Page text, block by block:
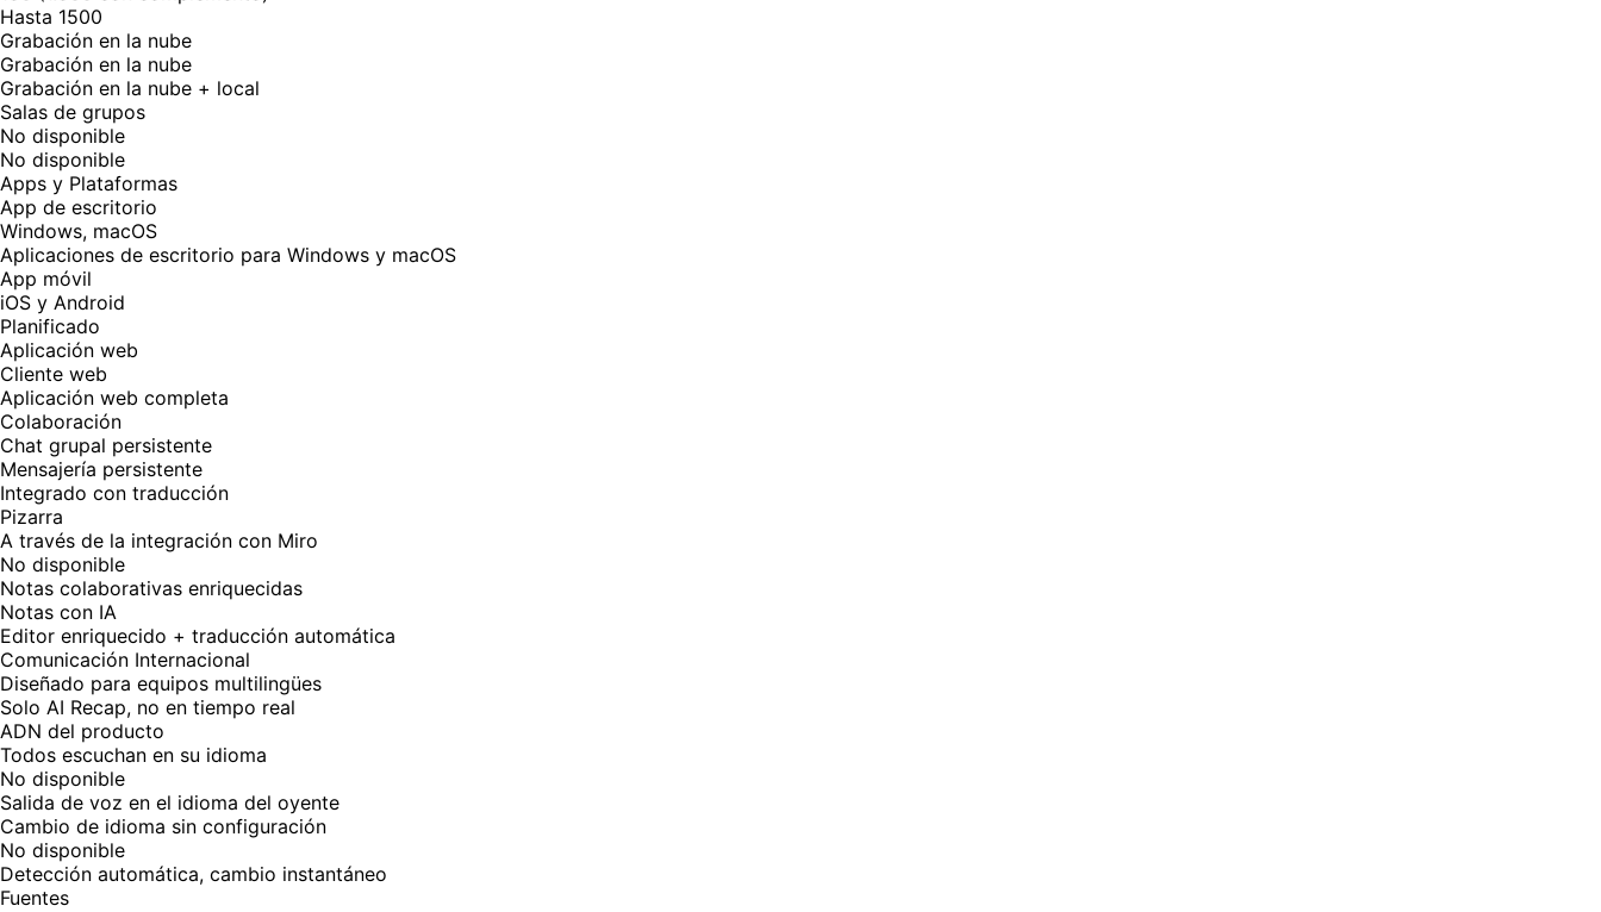
Hasta 1500
Grabación en la nube
Grabación en la nube
Grabación en la nube + local
Salas de grupos
No disponible
No disponible
Apps y Plataformas
App de escritorio
Windows, macOS
Aplicaciones de escritorio para Windows y macOS
App móvil
iOS y Android
Planificado
Aplicación web
Cliente web
Aplicación web completa
Colaboración
Chat grupal persistente
Mensajería persistente
Integrado con traducción
Pizarra
A través de la integración con Miro
No disponible
Notas colaborativas enriquecidas
Notas con IA
Editor enriquecido + traducción automática
Comunicación Internacional
Diseñado para equipos multilingües
Solo AI Recap, no en tiempo real
ADN del producto
Todos escuchan en su idioma
No disponible
Salida de voz en el idioma del oyente
Cambio de idioma sin configuración
No disponible
Detección automática, cambio instantáneo
Fuentes